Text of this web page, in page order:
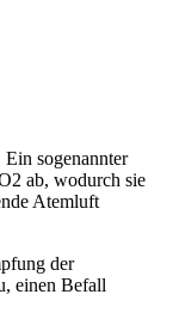
Ein sogenannter
ab, wodurch sie
Atemluft
der
einen Befall